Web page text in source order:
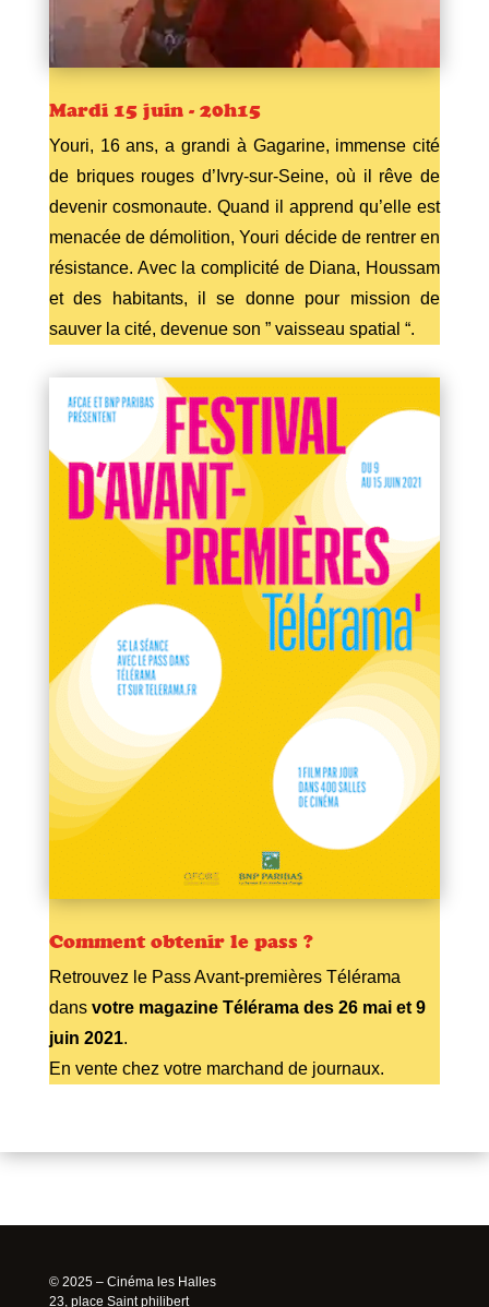
Mardi 15 juin - 20h15
Youri, 16 ans, a grandi à Gagarine, immense cité
de briques rouges d’Ivry-sur-Seine, où il rêve de
devenir cosmonaute. Quand il apprend qu’elle est
menacée de démolition, Youri décide de rentrer en
résistance. Avec la complicité de Diana, Houssam
et des habitants, il se donne pour mission de
sauver la cité, devenue son ” vaisseau spatial “.
Comment obtenir le pass ?
Retrouvez le Pass Avant-premières Télérama
dans votre magazine Télérama des 26 mai et 9
juin 2021.
En vente chez votre marchand de journaux.
© 2025 – Cinéma les Halles
23, place Saint philibert